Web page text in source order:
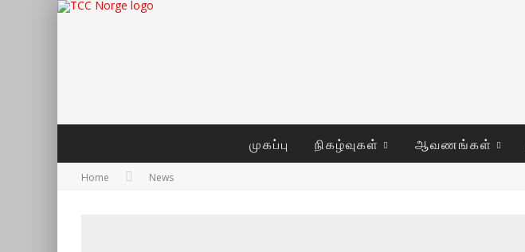
முகப்பு நிகழ்வுகள் ஆவணங்கள்
Home News